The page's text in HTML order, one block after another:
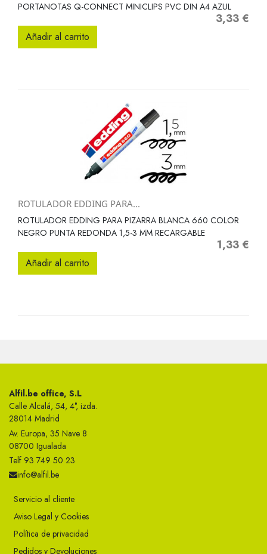
PORTANOTAS Q-CONNECT MINICLIPS PVC DIN A4 AZUL
Precio
3,33 €
Añadir al carrito
ROTULADOR EDDING PARA...
ROTULADOR EDDING PARA PIZARRA BLANCA 660 COLOR
NEGRO PUNTA REDONDA 1,5-3 MM RECARGABLE
Precio
1,33 €
Añadir al carrito
Alfil.be office, S.L
Calle Alcalá, 54, 4°, izda.
28014 Madrid
Av. Europa, 35 Nave 8
08700 Igualada
Telf 93 749 50 23
info@alfil.be
Servicio al cliente
Aviso Legal y Cookies
Política de privacidad
Pedidos y Devoluciones